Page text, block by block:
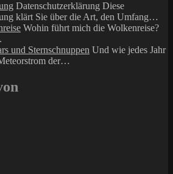
Datenschutzerklärung Diese
klärt Sie über die Art, den Umfang…
Wohin führt mich die Wolkenreise?
und Sternschnuppen Und wie jedes Jahr
der…